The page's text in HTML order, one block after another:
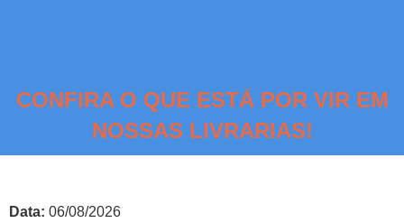
CONFIRA O QUE ESTÁ POR VIR EM
NOSSAS LIVRARIAS!
Data: 06/08/2026